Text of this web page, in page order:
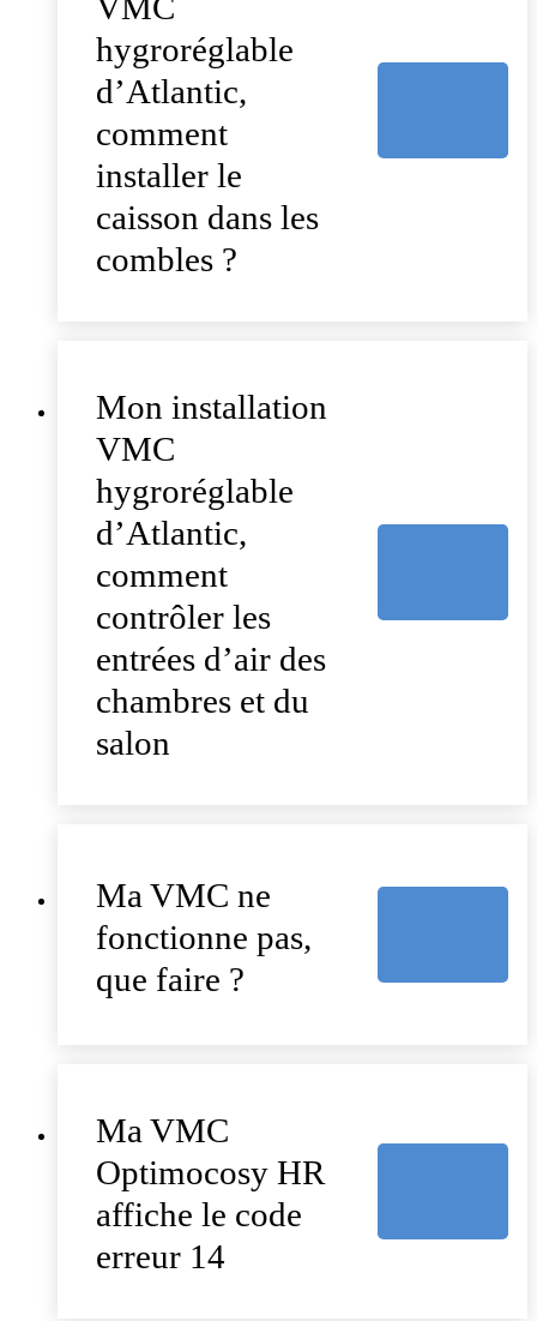
hygroréglable
d’Atlantic,
comment
installer le
caisson dans les
combles ?
Mon installation
VMC
hygroréglable
d’Atlantic,
comment
contrôler les
entrées d’air des
chambres et du
salon
Ma VMC ne
fonctionne pas,
que faire ?
Ma VMC
Optimocosy HR
affiche le code
erreur 14